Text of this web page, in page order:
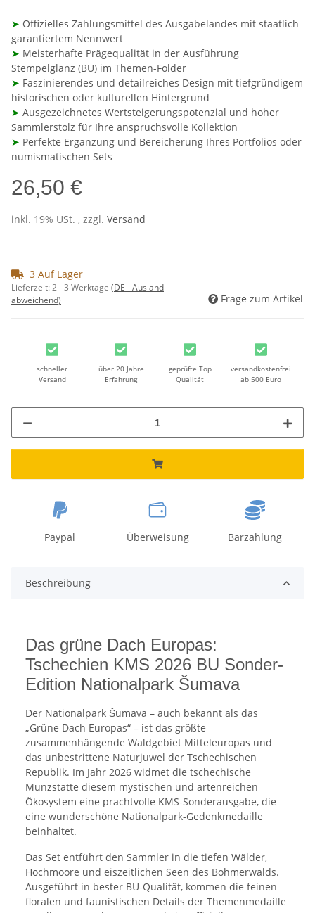
➤ Offizielles Zahlungsmittel des Ausgabelandes mit staatlich
garantiertem Nennwert
➤ Meisterhafte Prägequalität in der Ausführung
Stempelglanz (BU) im Themen-Folder
➤ Faszinierendes und detailreiches Design mit tiefgründigem
historischen oder kulturellen Hintergrund
➤ Ausgezeichnetes Wertsteigerungspotenzial und hoher
Sammlerstolz für Ihre anspruchsvolle Kollektion
➤ Perfekte Ergänzung und Bereicherung Ihres Portfolios oder
numismatischen Sets
26,50 €
inkl. 19% USt. , zzgl. Versand
3 Auf Lager
Lieferzeit:2 - 3 Werktage (DE - Ausland
abweichend)
Frage zum Artikel
schneller
Versand
über 20 Jahre
Erfahrung
geprüfte Top
Qualität
versandkostenfrei
ab 500 Euro
Paypal Überweisung Barzahlung
Beschreibung
Das grüne Dach Europas:
Tschechien KMS 2026 BU Sonder-
Edition Nationalpark Šumava
Der Nationalpark Šumava – auch bekannt als das
„Grüne Dach Europas“ – ist das größte
zusammenhängende Waldgebiet Mitteleuropas und
das unbestrittene Naturjuwel der Tschechischen
Republik. Im Jahr 2026 widmet die tschechische
Münzstätte diesem mystischen und artenreichen
Ökosystem eine prachtvolle KMS-Sonderausgabe, die
eine wunderschöne Nationalpark-Gedenkmedaille
beinhaltet.
Das Set entführt den Sammler in die tiefen Wälder,
Hochmoore und eiszeitlichen Seen des Böhmerwalds.
Ausgeführt in bester BU-Qualität, kommen die feinen
floralen und faunistischen Details der Themenmedaille